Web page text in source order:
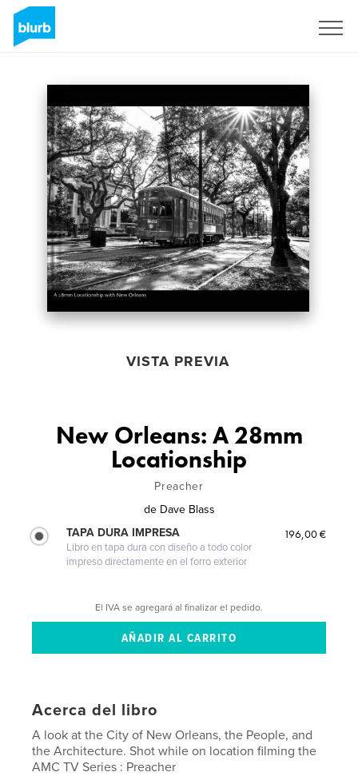
VISTA PREVIA
New Orleans: A 28mm
Locationship
Preacher
de Dave Blass
TAPA DURA IMPRESA
Libro en tapa dura con diseño a todo color
impreso directamente en el forro exterior
196,00 €
El IVA se agregará al finalizar el pedido.
Acerca del libro
A look at the City of New Orleans, the People, and
the Architecture. Shot while on location filming the
AMC TV Series : Preacher